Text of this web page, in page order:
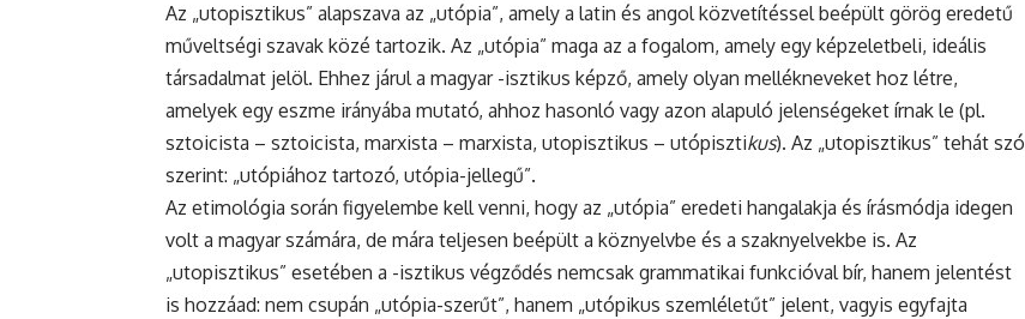
Az „utopisztikus” alapszava az „utópia”, amely a latin és angol közvetítéssel beépült görög eredetű
műveltségi szavak közé tartozik. Az „utópia” maga az a fogalom, amely egy képzeletbeli, ideális
társadalmat jelöl. Ehhez járul a magyar -isztikus képző, amely olyan mellékneveket hoz létre,
amelyek egy eszme irányába mutató, ahhoz hasonló vagy azon alapuló jelenségeket írnak le (pl.
sztoicista – sztoicista, marxista – marxista, utopisztikus – utópisztikus). Az „utopisztikus” tehát szó
szerint: „utópiához tartozó, utópia-jellegű”.
Az etimológia során figyelembe kell venni, hogy az „utópia” eredeti hangalakja és írásmódja idegen
volt a magyar számára, de mára teljesen beépült a köznyelvbe és a szaknyelvekbe is. Az
„utopisztikus” esetében a -isztikus végződés nemcsak grammatikai funkcióval bír, hanem jelentést
is hozzáad: nem csupán „utópia-szerűt”, hanem „utópikus szemléletűt” jelent, vagyis egyfajta